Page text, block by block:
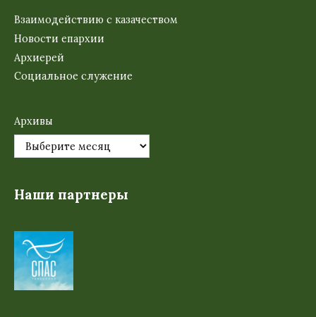
Взаимодействию с казачеством
Новости епархии
Архиерей
Социальное служение
Архивы
Наши партнеры